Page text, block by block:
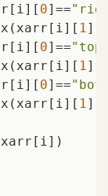
0]==
1
0]==
1
0]==
1